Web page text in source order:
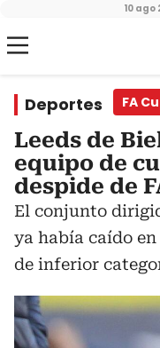
10 ago
Deportes FA
Leeds de
equipo de
despide de
El conjunto
ya había caído
de inferior